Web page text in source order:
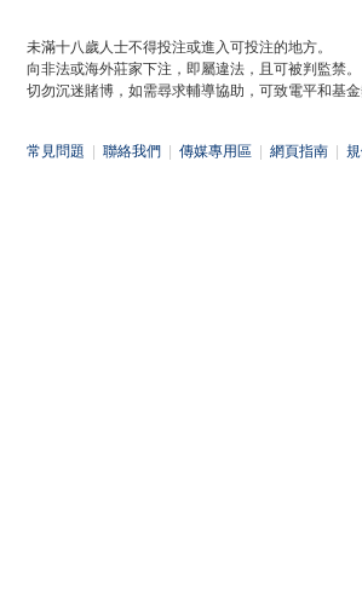
未滿十八歲人士不得投注或進入可投注的地方。
向非法或海外莊家下注，即屬違法，且可被判監禁。
切勿沉迷賭博，如需尋求輔導協助，可致電平和基金
常見問題 聯絡我們 傳媒專用區 網頁指南